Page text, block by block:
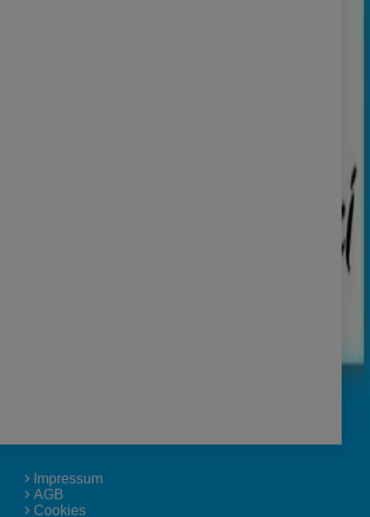
Impressum
AGB
Cookies